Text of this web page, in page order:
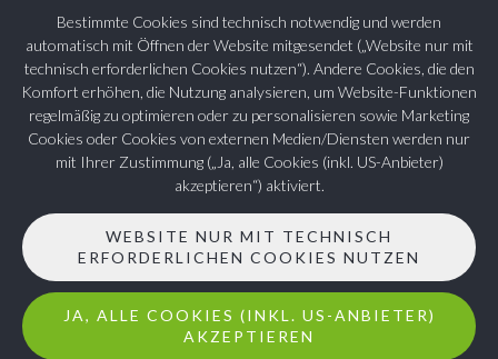
Bestimmte Cookies sind technisch notwendig und werden
automatisch mit Öffnen der Website mitgesendet („Website nur mit
technisch erforderlichen Cookies nutzen“). Andere Cookies, die den
Komfort erhöhen, die Nutzung analysieren, um Website-Funktionen
regelmäßig zu optimieren oder zu personalisieren sowie Marketing
Cookies oder Cookies von externen Medien/Diensten werden nur
mit Ihrer Zustimmung („Ja, alle Cookies (inkl. US-Anbieter)
akzeptieren“) aktiviert.
WEBSITE NUR MIT TECHNISCH
ERFORDERLICHEN COOKIES NUTZEN
JA, ALLE COOKIES (INKL. US-ANBIETER)
AKZEPTIEREN